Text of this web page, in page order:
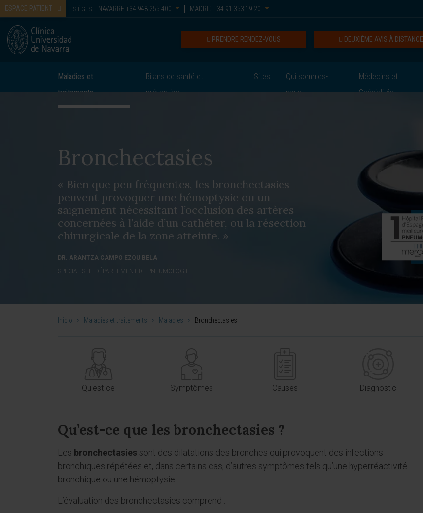
ESPACE PATIENT SIÈGES : NAVARRE +34 948 255 400 MADRID +34 91 353 19 20
DEUXIÈME AVIS À DISTANCE
PRENDRE RENDEZ-VOUS
Maladies et
traitements
Bilans de santé et
prévention
Sites
Qui sommes-
nous
Médecins et
Spécialités
Bronchectasies
« Bien que peu fréquentes, les bronchectasies
peuvent provoquer une hémoptysie ou un
saignement nécessitant l’occlusion des artères
concernées à l’aide d’un cathéter, ou la résection
chirurgicale de la zone atteinte. »
DR. ARANTZA CAMPO EZQUIBELA
SPÉCIALISTE. DÉPARTEMENT DE PNEUMOLOGIE
Inicio > Maladies et traitements > Maladies > Bronchectasies
Qu'est-ce Symptômes Causes Diagnostic
Qu’est-ce que les bronchectasies ?
Les bronchectasies sont des dilatations des bronches qui provoquent des infections
bronchiques répétées et, dans certains cas, d’autres symptômes tels qu’une hyperréactivité
bronchique ou une hémoptysie.
L’évaluation des bronchectasies comprend :